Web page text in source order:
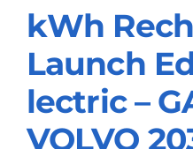
Volvo
kWh
Launch
lectric –
kWh
Launch
lectric –
VOLVO